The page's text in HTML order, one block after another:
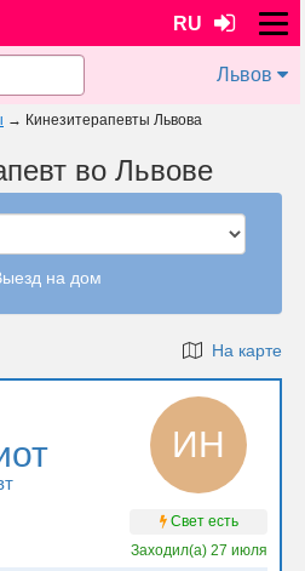
RU
Львов
→ Кинезитерапевты Львова
во Львове
на дом
На карте
ИН
Свет есть
Заходил(а) 27 июля